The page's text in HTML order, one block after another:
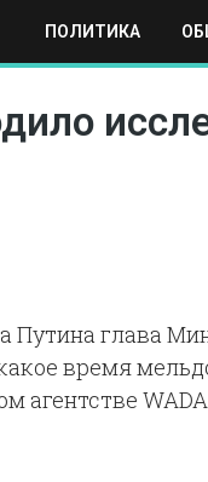
ПОЛИТИКА
НАУКА И ТЕХНИКА
глава
время
агентстве